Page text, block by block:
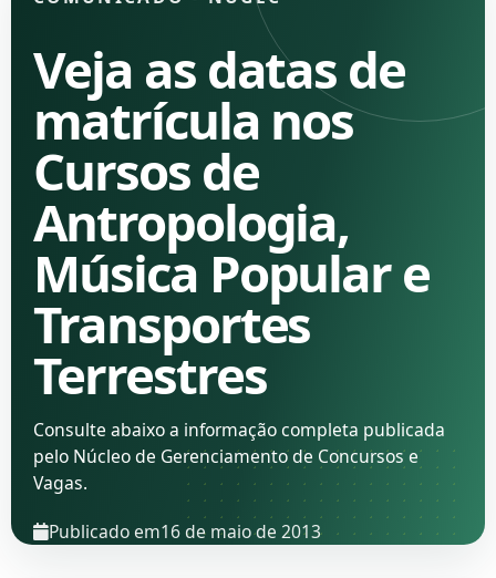
Veja as datas de
matrícula nos
Cursos de
Antropologia,
Música Popular e
Transportes
Terrestres
Consulte abaixo a informação completa publicada
pelo Núcleo de Gerenciamento de Concursos e
Vagas.
Publicado em16 de maio de 2013